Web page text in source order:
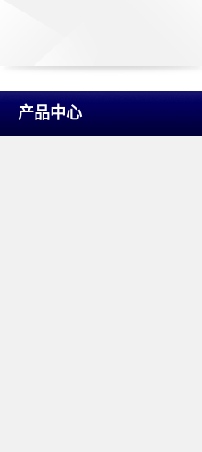
产品中心